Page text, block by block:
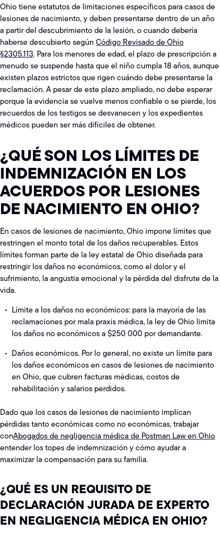
Ohio tiene estatutos de limitaciones específicos para casos de
lesiones de nacimiento, y deben presentarse dentro de un año
a partir del descubrimiento de la lesión, o cuando debería
haberse descubierto según Código Revisado de Ohio
§2305.113. Para los menores de edad, el plazo de prescripción a
menudo se suspende hasta que el niño cumpla 18 años, aunque
existen plazos estrictos que rigen cuándo debe presentarse la
reclamación. A pesar de este plazo ampliado, no debe esperar
porque la evidencia se vuelve menos confiable o se pierde, los
recuerdos de los testigos se desvanecen y los expedientes
médicos pueden ser más difíciles de obtener.
¿QUÉ SON LOS LÍMITES DE
INDEMNIZACIÓN EN LOS
ACUERDOS POR LESIONES
DE NACIMIENTO EN OHIO?
En casos de lesiones de nacimiento, Ohio impone límites que
restringen el monto total de los daños recuperables. Estos
límites forman parte de la ley estatal de Ohio diseñada para
restringir los daños no económicos, como el dolor y el
sufrimiento, la angustia emocional y la pérdida del disfrute de la
vida.
Límite a los daños no económicos: para la mayoría de las
reclamaciones por mala praxis médica, la ley de Ohio limita
los daños no económicos a $250 000 por demandante.
Daños económicos. Por lo general, no existe un límite para
los daños económicos en casos de lesiones de nacimiento
en Ohio, que cubren facturas médicas, costos de
rehabilitación y salarios perdidos.
Dado que los casos de lesiones de nacimiento implican
pérdidas tanto económicas como no económicas, trabajar
conAbogados de negligencia médica de Postman Law en Ohio
entender los topes de indemnización y cómo ayudar a
maximizar la compensación para su familia.
¿QUÉ ES UN REQUISITO DE
DECLARACIÓN JURADA DE EXPERTO
EN NEGLIGENCIA MÉDICA EN OHIO?